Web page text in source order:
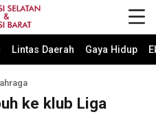
Lintas Daerah Gaya Hidup
ke klub Liga